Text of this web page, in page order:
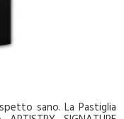
sano. La Pastiglia